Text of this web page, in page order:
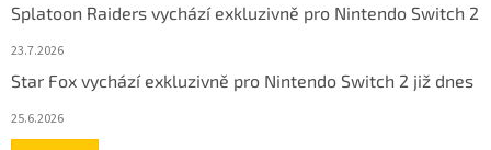
Splatoon Raiders vychází exkluzivně pro Nintendo Switch 2
23.7.2026
Star Fox vychází exkluzivně pro Nintendo Switch 2 již dnes
25.6.2026